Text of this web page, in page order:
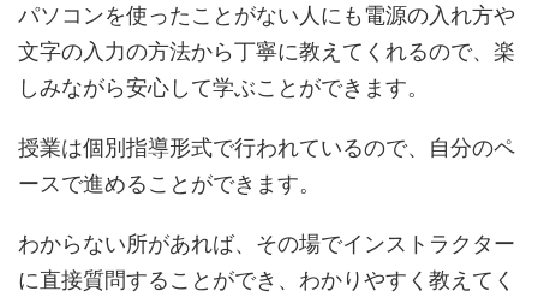
パソコンを使ったことがない人にも電源の入れ方や
文字の入力の方法から丁寧に教えてくれるので、楽
しみながら安心して学ぶことができます。
授業は個別指導形式で行われているので、自分のペ
ースで進めることができます。
わからない所があれば、その場でインストラクター
に直接質問することができ、わかりやすく教えてく